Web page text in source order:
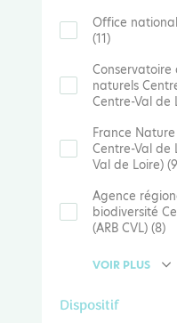
Office
(11)
Conservatoire
naturels
Centre-Val de
France
Centre-Val de
Val de Loire)
Agence
biodiversité
(ARB CVL) (8)
VOIR PLUS
Dispositif